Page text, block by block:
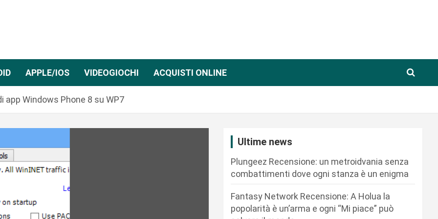
APPLE/IOS VIDEOGIOCHI ACQUISTI ONLINE
app Windows Phone 8 su WP7
Ultime news
Plungeez Recensione: un metroidvania senza
combattimenti dove ogni stanza è un enigma
Fantasy Network Recensione: A Holua la
popolarità è un’arma e ogni “Mi piace” può